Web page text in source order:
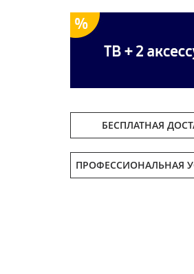
БЕСПЛАТНАЯ
ПРОФЕССИОНАЛЬНАЯ